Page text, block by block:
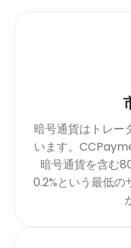
暗号通貨はトレー
います。
暗号通貨を含む
0.2%という最低の